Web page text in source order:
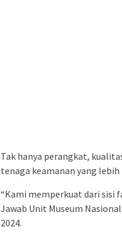
Tak hanya perangkat,
tenaga keamanan yang
“Kami memperkuat dari sisi
Jawab Unit Museum
2024.